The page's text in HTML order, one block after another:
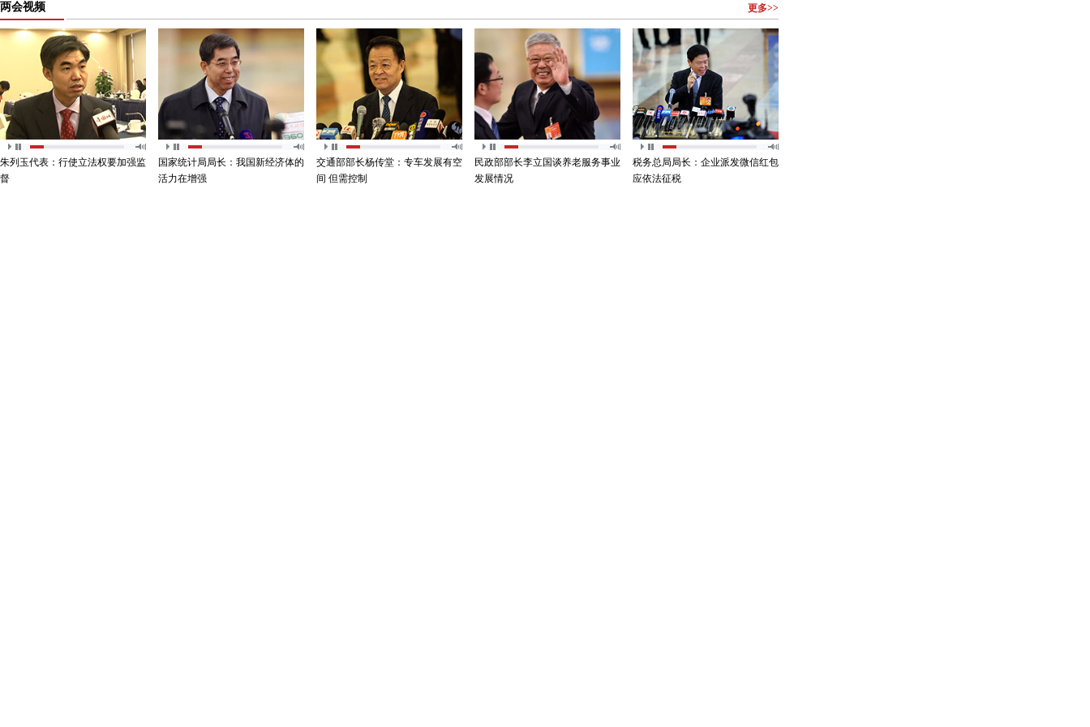
更多>>
两会视频
朱列玉代表：行使立法权要加强监
督
国家统计局局长：我国新经济体的
活力在增强
交通部部长杨传堂：专车发展有空
间 但需控制
民政部部长李立国谈养老服务事业
发展情况
税务总局局长：企业派发微信红包
应依法征税